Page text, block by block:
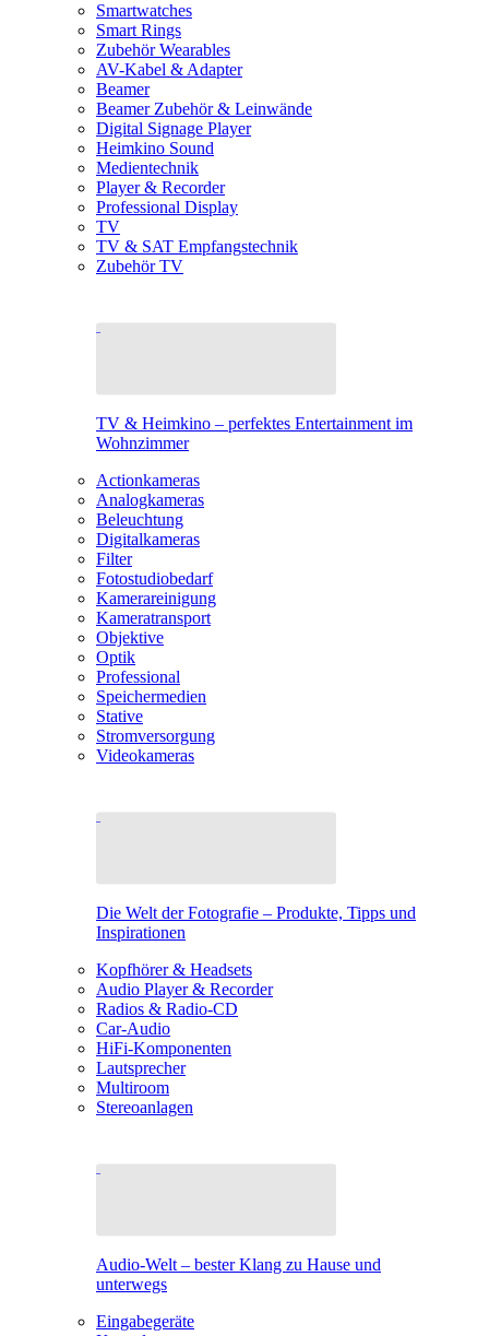
Smartwatches
Smart Rings
Zubehör Wearables
AV-Kabel & Adapter
Beamer
Beamer Zubehör & Leinwände
Digital Signage Player
Heimkino Sound
Medientechnik
Player & Recorder
Professional Display
TV
TV & SAT Empfangstechnik
Zubehör TV
TV & Heimkino – perfektes Entertainment im
Wohnzimmer
Actionkameras
Analogkameras
Beleuchtung
Digitalkameras
Filter
Fotostudiobedarf
Kamerareinigung
Kameratransport
Objektive
Optik
Professional
Speichermedien
Stative
Stromversorgung
Videokameras
Die Welt der Fotografie – Produkte, Tipps und
Inspirationen
Kopfhörer & Headsets
Audio Player & Recorder
Radios & Radio-CD
Car-Audio
HiFi-Komponenten
Lautsprecher
Multiroom
Stereoanlagen
Audio-Welt – bester Klang zu Hause und
unterwegs
Eingabegeräte